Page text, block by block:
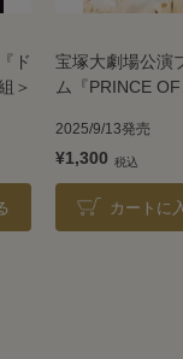
ド
＞
宝塚大劇場公演
ム『PRINCE OF
STAR』＜宙組＞
2025/9/13発売
¥1,300
カートに